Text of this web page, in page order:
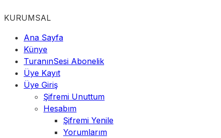
KURUMSAL
Ana Sayfa
Künye
TuranınSesi Abonelik
Üye Kayıt
Üye Giriş
Şifremi Unuttum
Hesabım
Şifremi Yenile
Yorumlarım